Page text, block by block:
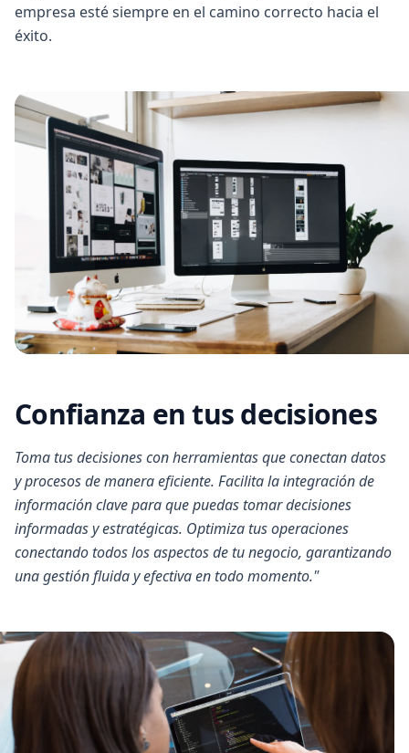
empresa esté siempre en el camino correcto hacia el
éxito.
Confianza en tus decisiones
Toma tus decisiones con herramientas que conectan datos
y procesos de manera eficiente. Facilita la integración de
información clave para que puedas tomar decisiones
informadas y estratégicas. Optimiza tus operaciones
conectando todos los aspectos de tu negocio, garantizando
una gestión fluida y efectiva en todo momento."